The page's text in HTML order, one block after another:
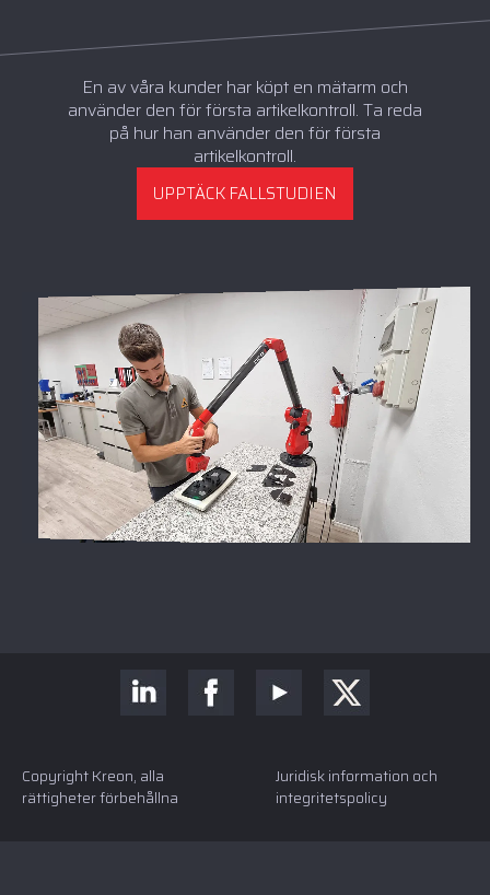
En av våra kunder har köpt en mätarm och
använder den för första artikelkontroll. Ta reda
på hur han använder den för första
artikelkontroll.
UPPTÄCK FALLSTUDIEN
Copyright Kreon, alla
rättigheter förbehållna
Juridisk information och
integritetspolicy